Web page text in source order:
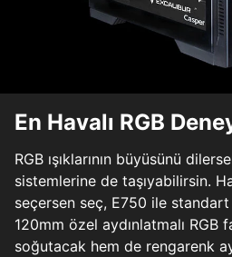
En Havalı RGB
RGB ışıklarının büyüsünü
sistemlerine de taşıyabilirsin.
seçersen seç, E750 ile
120mm özel aydınlatmalı RGB
soğutacak hem de rengarenk